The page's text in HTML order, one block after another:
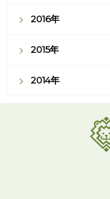
2016年
2015年
2014年